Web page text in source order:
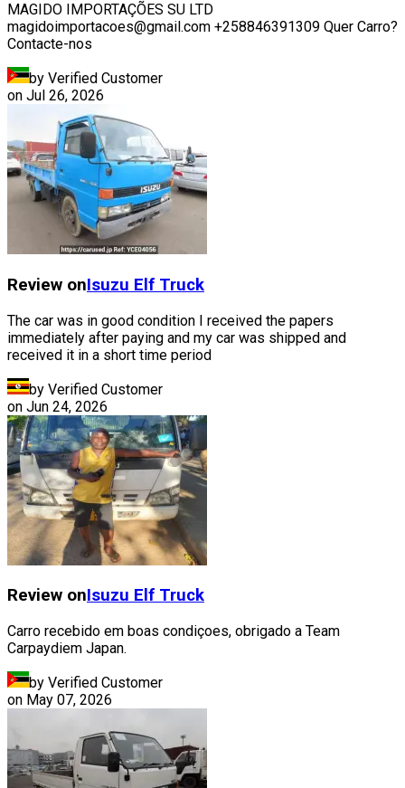
MAGIDO IMPORTAÇÕES SU LTD
magidoimportacoes@gmail.com +258846391309 Quer Carro?
Contacte-nos
by Verified Customer
on Jul 26, 2026
Review onIsuzu Elf Truck
The car was in good condition I received the papers
immediately after paying and my car was shipped and
received it in a short time period
by Verified Customer
on Jun 24, 2026
Review onIsuzu Elf Truck
Carro recebido em boas condiçoes, obrigado a Team
Carpaydiem Japan.
by Verified Customer
on May 07, 2026